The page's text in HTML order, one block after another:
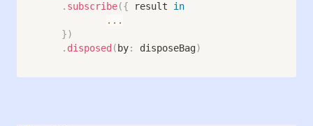
. subscribe({ result in
...
})
. disposed ( by: disposeBag)